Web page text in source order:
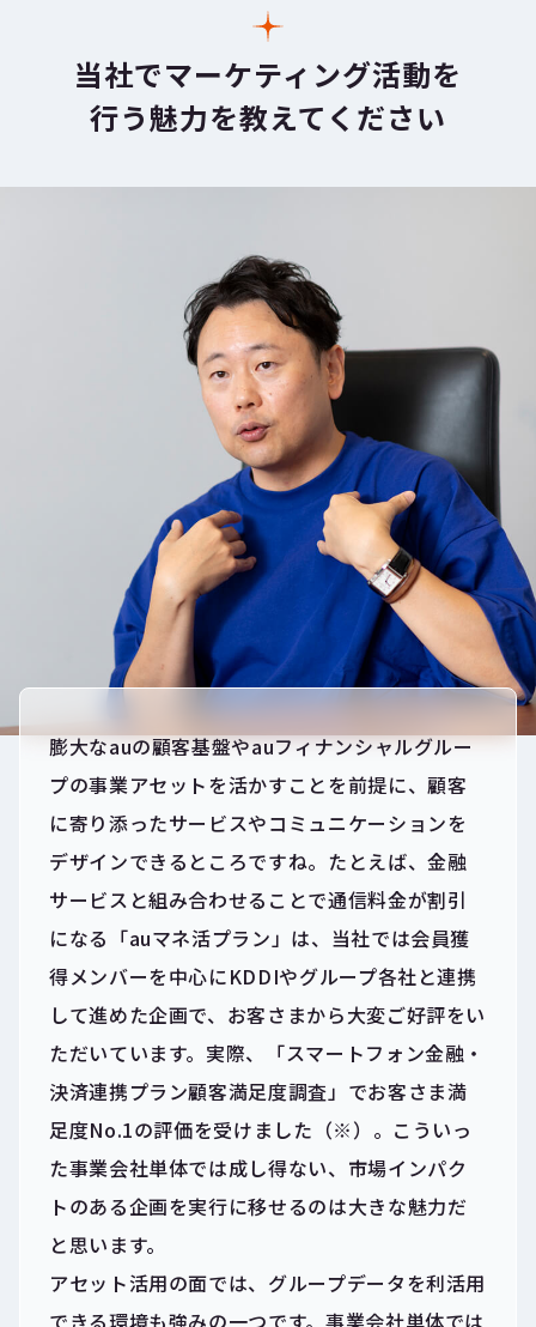
当社でマーケティング活動を
行う魅力を教えてください
膨大なauの顧客基盤やauフィナンシャルグルー
プの事業アセットを活かすことを前提に、顧客
に寄り添ったサービスやコミュニケーションを
デザインできるところですね。たとえば、金融
サービスと組み合わせることで通信料金が割引
になる「auマネ活プラン」は、当社では会員獲
得メンバーを中心にKDDIやグループ各社と連携
して進めた企画で、お客さまから大変ご好評をい
ただいています。実際、「スマートフォン金融・
決済連携プラン顧客満足度調査」でお客さま満
足度No.1の評価を受けました（※）。こういっ
た事業会社単体では成し得ない、市場インパク
トのある企画を実行に移せるのは大きな魅力だ
と思います。
アセット活用の面では、グループデータを利活用
できる環境も強みの一つです。事業会社単体では